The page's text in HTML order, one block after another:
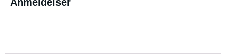
Anmeldelser